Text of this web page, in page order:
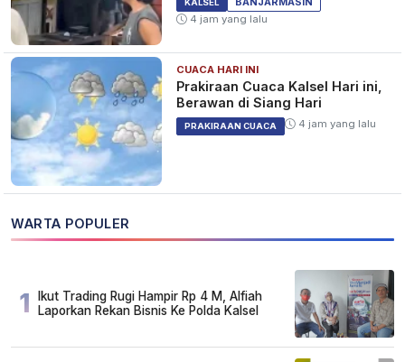
KALSEL
4 jam yang lalu
CUACA HARI INI
Prakiraan Cuaca Kalsel Hari ini,
Berawan di Siang Hari
PRAKIRAAN CUACA 4 jam yang lalu
WARTA POPULER
1
Ikut Trading Rugi Hampir Rp 4 M, Alfiah
Laporkan Rekan Bisnis Ke Polda Kalsel